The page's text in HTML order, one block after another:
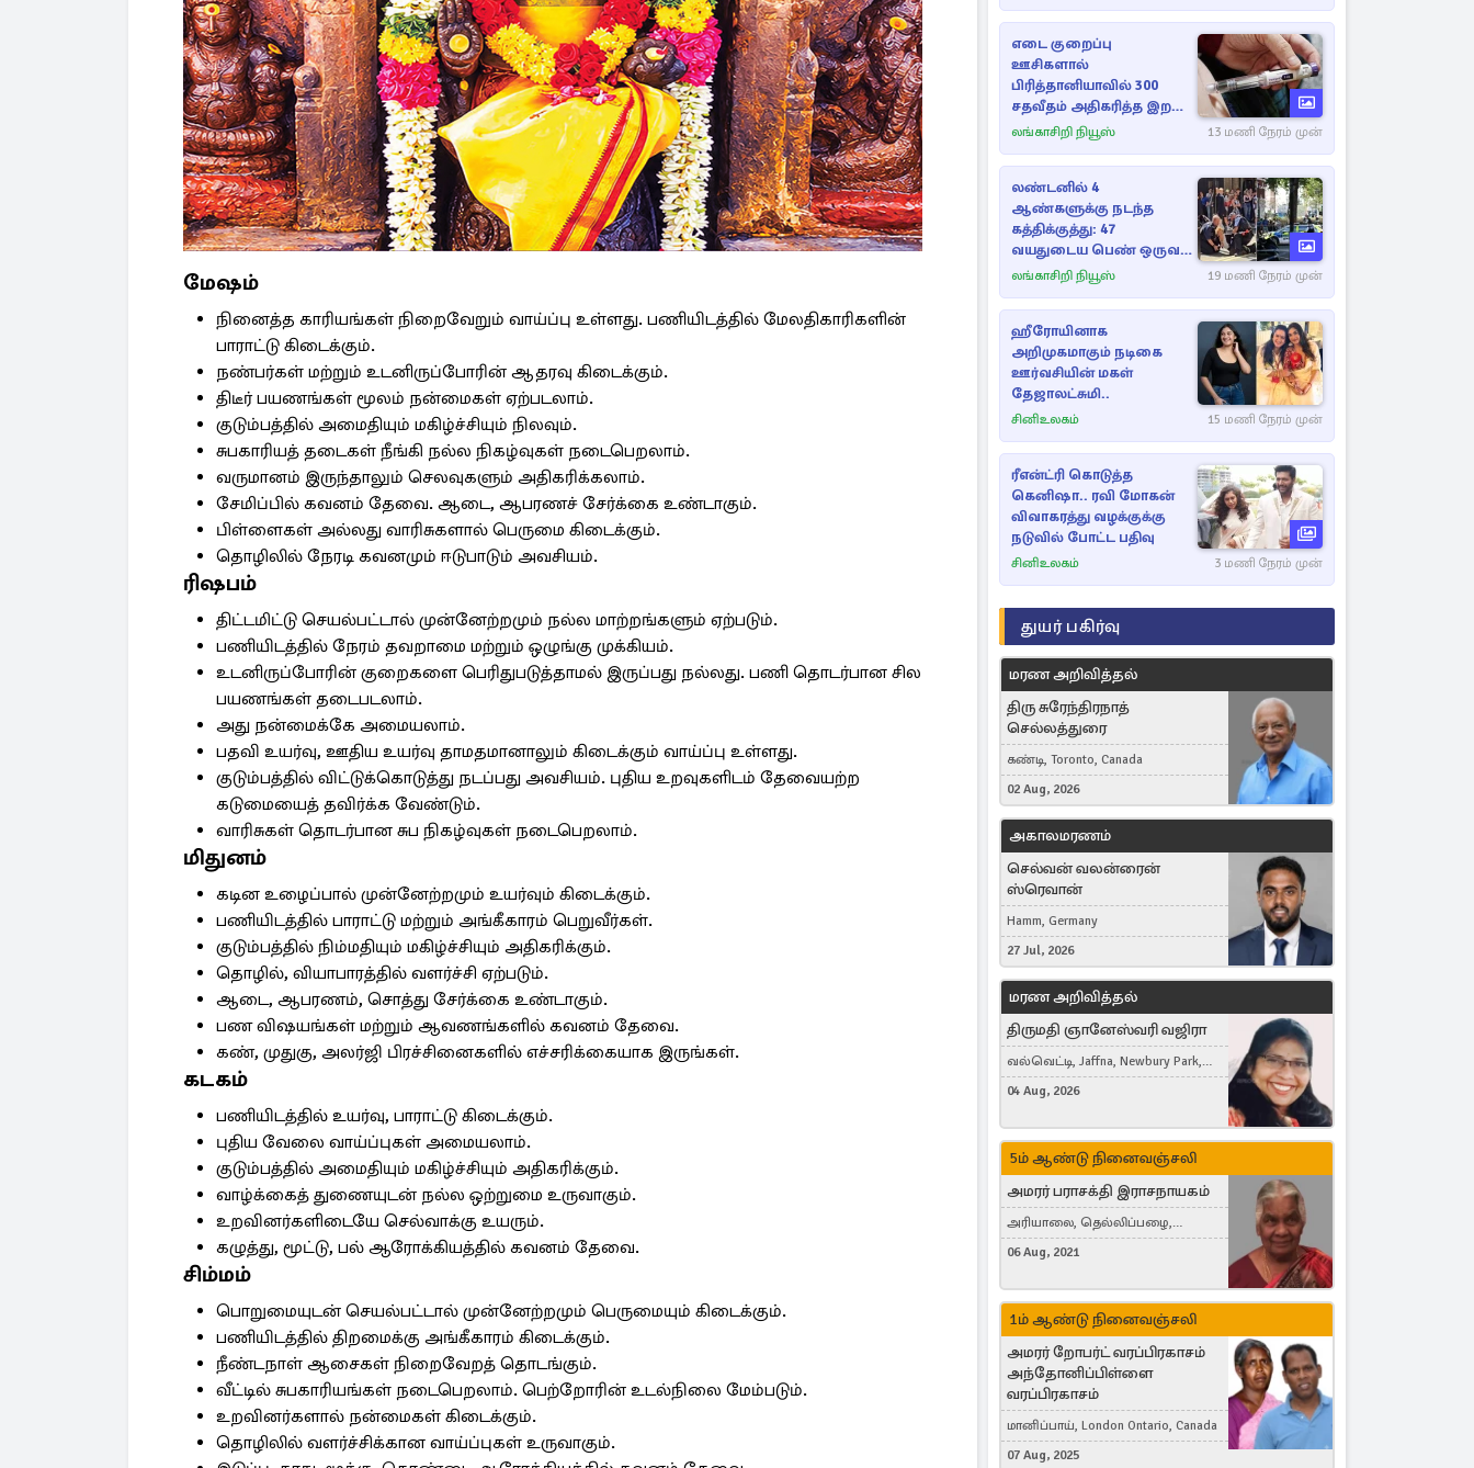
மேஷம்
நினைத்த காரியங்கள் நிறைவேறும் வாய்ப்பு உள்ளது. பணியிடத்தில் மேலதிகாரிகளின்
பாராட்டு கிடைக்கும்.
நண்பர்கள் மற்றும் உடனிருப்போரின் ஆதரவு கிடைக்கும்.
திடீர் பயணங்கள் மூலம் நன்மைகள் ஏற்படலாம்.
குடும்பத்தில் அமைதியும் மகிழ்ச்சியும் நிலவும்.
சுபகாரியத் தடைகள் நீங்கி நல்ல நிகழ்வுகள் நடைபெறலாம்.
வருமானம் இருந்தாலும் செலவுகளும் அதிகரிக்கலாம்.
சேமிப்பில் கவனம் தேவை. ஆடை, ஆபரணச் சேர்க்கை உண்டாகும்.
பிள்ளைகள் அல்லது வாரிசுகளால் பெருமை கிடைக்கும்.
தொழிலில் நேரடி கவனமும் ஈடுபாடும் அவசியம்.
ரிஷபம்
திட்டமிட்டு செயல்பட்டால் முன்னேற்றமும் நல்ல மாற்றங்களும் ஏற்படும்.
பணியிடத்தில் நேரம் தவறாமை மற்றும் ஒழுங்கு முக்கியம்.
உடனிருப்போரின் குறைகளை பெரிதுபடுத்தாமல் இருப்பது நல்லது. பணி தொடர்பான சில
பயணங்கள் தடைபடலாம்.
அது நன்மைக்கே அமையலாம்.
பதவி உயர்வு, ஊதிய உயர்வு தாமதமானாலும் கிடைக்கும் வாய்ப்பு உள்ளது.
குடும்பத்தில் விட்டுக்கொடுத்து நடப்பது அவசியம். புதிய உறவுகளிடம் தேவையற்ற
கடுமையைத் தவிர்க்க வேண்டும்.
வாரிசுகள் தொடர்பான சுப நிகழ்வுகள் நடைபெறலாம்.
மிதுனம்
கடின உழைப்பால் முன்னேற்றமும் உயர்வும் கிடைக்கும்.
பணியிடத்தில் பாராட்டு மற்றும் அங்கீகாரம் பெறுவீர்கள்.
குடும்பத்தில் நிம்மதியும் மகிழ்ச்சியும் அதிகரிக்கும்.
தொழில், வியாபாரத்தில் வளர்ச்சி ஏற்படும்.
ஆடை, ஆபரணம், சொத்து சேர்க்கை உண்டாகும்.
பண விஷயங்கள் மற்றும் ஆவணங்களில் கவனம் தேவை.
கண், முதுகு, அலர்ஜி பிரச்சினைகளில் எச்சரிக்கையாக இருங்கள்.
கடகம்
பணியிடத்தில் உயர்வு, பாராட்டு கிடைக்கும்.
புதிய வேலை வாய்ப்புகள் அமையலாம்.
குடும்பத்தில் அமைதியும் மகிழ்ச்சியும் அதிகரிக்கும்.
வாழ்க்கைத் துணையுடன் நல்ல ஒற்றுமை உருவாகும்.
உறவினர்களிடையே செல்வாக்கு உயரும்.
கழுத்து, மூட்டு, பல் ஆரோக்கியத்தில் கவனம் தேவை.
சிம்மம்
பொறுமையுடன் செயல்பட்டால் முன்னேற்றமும் பெருமையும் கிடைக்கும்.
பணியிடத்தில் திறமைக்கு அங்கீகாரம் கிடைக்கும்.
நீண்டநாள் ஆசைகள் நிறைவேறத் தொடங்கும்.
வீட்டில் சுபகாரியங்கள் நடைபெறலாம். பெற்றோரின் உடல்நிலை மேம்படும்.
உறவினர்களால் நன்மைகள் கிடைக்கும்.
தொழிலில் வளர்ச்சிக்கான வாய்ப்புகள் உருவாகும்.
எடை குறைப்பு
ஊசிகளால்
பிரித்தானியாவில் 300
சதவீதம் அதிகரித்த இறப்பு
எண்ணிக்கை
லங்காசிறி நியூஸ் 13 மணி நேரம் முன்
லண்டனில் 4
ஆண்களுக்கு நடந்த
கத்திக்குத்து: 47
வயதுடைய பெண் ஒருவர்
கைது
லங்காசிறி நியூஸ் 19 மணி நேரம் முன்
ஹீரோயினாக
அறிமுகமாகும் நடிகை
ஊர்வசியின் மகள்
தேஜாலட்சுமி..
சினிஉலகம் 15 மணி நேரம் முன்
ரீஎன்ட்ரி கொடுத்த
கெனிஷா.. ரவி மோகன்
விவாகரத்து வழக்குக்கு
நடுவில் போட்ட பதிவு
சினிஉலகம் 3 மணி நேரம் முன்
துயர் பகிர்வு
மரண அறிவித்தல்
திரு சுரேந்திரநாத்
செல்லத்துரை
கண்டி, Toronto, Canada
02 Aug, 2026
அகாலமரணம்
செல்வன் வலன்ரைன்
ஸ்ரெவான்
Hamm, Germany
27 Jul, 2026
மரண அறிவித்தல்
திருமதி ஞானேஸ்வரி வஜிரா
வல்வெட்டி, Jaffna, Newbury Park,
United Kingdom
04 Aug, 2026
5ம் ஆண்டு நினைவஞ்சலி
அமரர் பராசக்தி இராசநாயகம்
அரியாலை, தெல்லிப்பழை,
Montreal, Canada
06 Aug, 2021
1ம் ஆண்டு நினைவஞ்சலி
அமரர் றோபர்ட் வரப்பிரகாசம்
அந்தோனிப்பிள்ளை
வரப்பிரகாசம்
மானிப்பாய், London Ontario, Canada
07 Aug, 2025